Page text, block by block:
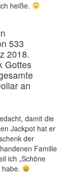
heiße.
533
2018.
Gottes
an
damit die
Jackpot hat er
der
Familie
ich „Schöne